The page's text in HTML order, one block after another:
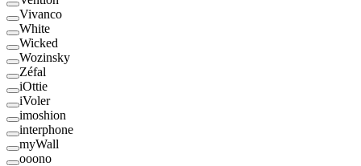
Vivanco
White
Wicked
Wozinsky
Zéfal
iOttie
iVoler
imoshion
interphone
myWall
ooono